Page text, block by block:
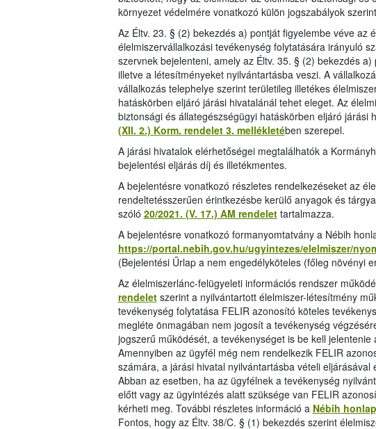
környezet védelmére vonatkozó külön jogszabályok
Az Éltv. 23. § (2) bekezdés a) pontját figyelembe véve az
élelmiszervállalkozási tevékenység folytatására irányuló
szervnek bejelenteni, amely az Éltv. 35. § (2) bekezdés
illetve a létesítményeket nyilvántartásba veszi. A
vállalkozás telephelye szerint területileg illetékes
hatáskörben eljáró járási hivatalánál tehet eleget. Az
biztonsági és állategészségügyi hatáskörben eljáró járási
(XII. 2.) Korm. rendelet 3. mellékletében szerepel.
A járási hivatalok elérhetőségei megtalálhatók a
bejelentési eljárás díj és illetékmentes.
A bejelentésre vonatkozó részletes rendelkezéseket az
rendeltetésszerűen érintkezésbe kerülő anyagok és
szóló 20/2021. (V. 17.) AM rendelettartalmazza.
A bejelentésre vonatkozó formanyomtatvány a Nébih
https://portal.nebih.gov.hu/ugyintezes/elelmiszer/
(Bejelentési Űrlap a nem engedélyköteles (főleg növényi
Az élelmiszerlánc-felügyeleti információs rendszer
rendeletszerint a nyilvántartott élelmiszer-létesítmény
tevékenység folytatása FELIR azonosító köteles
megléte önmagában nem jogosít a tevékenység
jogszerű működését, a tevékenységet is be kell
Amennyiben az ügyfél még nem rendelkezik FELIR
számára, a járási hivatal nyilvántartásba vételi eljárásával
Abban az esetben, ha az ügyfélnek a tevékenység
előtt vagy az ügyintézés alatt szüksége van FELIR
kérheti meg. További részletes információ a Nébih
Fontos, hogy az Éltv. 38/C. § (1) bekezdés szerint